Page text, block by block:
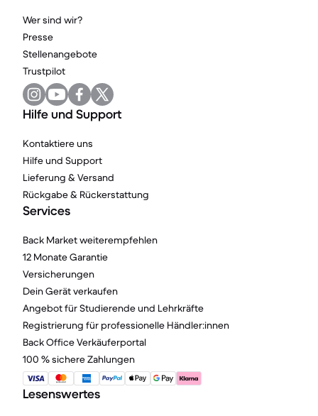
Wer sind wir?
Presse
Stellenangebote
Trustpilot
Hilfe und Support
Kontaktiere uns
Hilfe und Support
Lieferung & Versand
Rückgabe & Rückerstattung
Services
Back Market weiterempfehlen
12 Monate Garantie
Versicherungen
Dein Gerät verkaufen
Angebot für Studierende und Lehrkräfte
Registrierung für professionelle Händler:innen
Back Office Verkäuferportal
100 % sichere Zahlungen
Lesenswertes